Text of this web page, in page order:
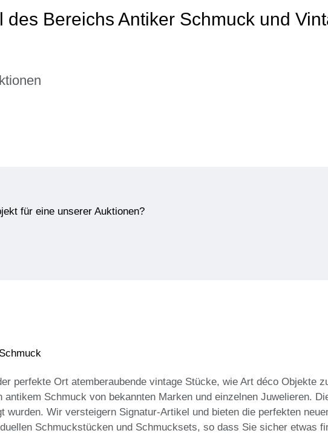
des Bereichs Antiker Schmuck und
für eine unserer Auktionen?
perfekte Ort atemberaubende vintage Stücke, wie Art déco Objekte
antikem Schmuck von bekannten Marken und einzelnen Juwelieren.
wurden. Wir versteigern Signatur-Artikel und bieten die perfekten
Schmuckstücken und Schmucksets, so dass Sie sicher etwas